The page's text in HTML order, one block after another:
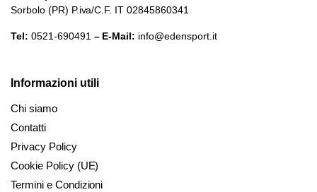
Sorbolo (PR) P.iva/C.F. IT 02845860341
Tel: 0521-690491 – E-Mail: info@edensport.it
Informazioni utili
Chi siamo
Contatti
Privacy Policy
Cookie Policy (UE)
Termini e Condizioni